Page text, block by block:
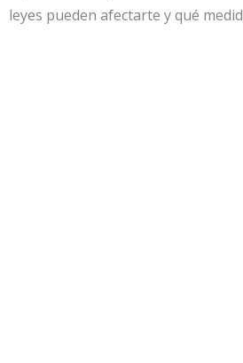
leyes pueden afectarte y qué